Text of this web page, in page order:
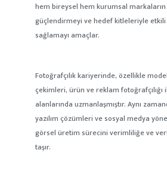
hem bireysel hem kurumsal
güçlendirmeyi ve hedef kitleleriyle etkili
sağlamayı amaçlar.
Fotoğrafçılık kariyerinde, özellikle
çekimleri, ürün ve reklam
alanlarında uzmanlaşmıştır. Aynı
yazılım çözümleri ve sosyal medya
görsel üretim sürecini verimliliğe ve
taşır.